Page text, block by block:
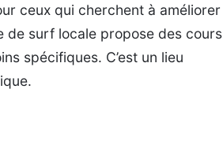
ceux qui cherchent à améliorer
de surf locale propose des cours
spécifiques. C’est un lieu